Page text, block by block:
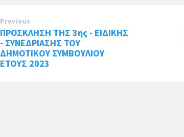
Previous
ΠΡΟΣΚΛΗΣΗ ΤΗΣ 3ης - ΕΙΔΙΚΗΣ
- ΣΥΝΕΔΡΙΑΣΗΣ ΤΟΥ
ΔΗΜΟΤΙΚΟΥ ΣΥΜΒΟΥΛΙΟΥ
ΕΤΟΥΣ 2023